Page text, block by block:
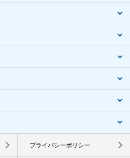
プライバシーポリシー